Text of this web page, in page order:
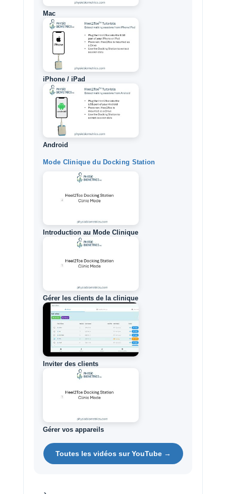
Mac
iPhone / iPad
Android
Mode Clinique du Docking Station
Introduction au Mode Clinique
Gérer les clients de la clinique
Inviter des clients
Gérer vos appareils
Toutes les vidéos sur YouTube →